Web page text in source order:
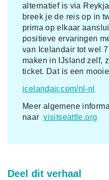
alternatief is via
breek je de reis op in
prima op elkaar
positieve ervaringen
van Icelandair tot wel
maken in IJsland zelf,
ticket. Dat is een
icelandair.com/nl-nl
Meer algemene
naarvisitseattle.org
Deel dit verhaal